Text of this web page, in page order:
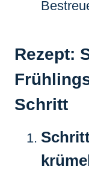
Rezept:
Schritt